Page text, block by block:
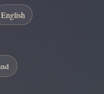
English